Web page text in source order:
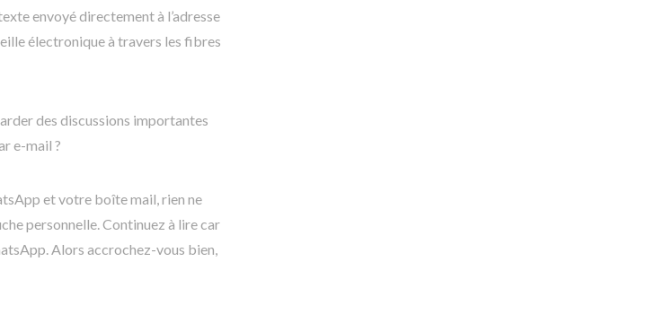
envoyé directement à l’adresse
électronique à travers les fibres
des discussions importantes
e-mail ?
et votre boîte mail, rien ne
personnelle. Continuez à lire car
Alors accrochez-vous bien,